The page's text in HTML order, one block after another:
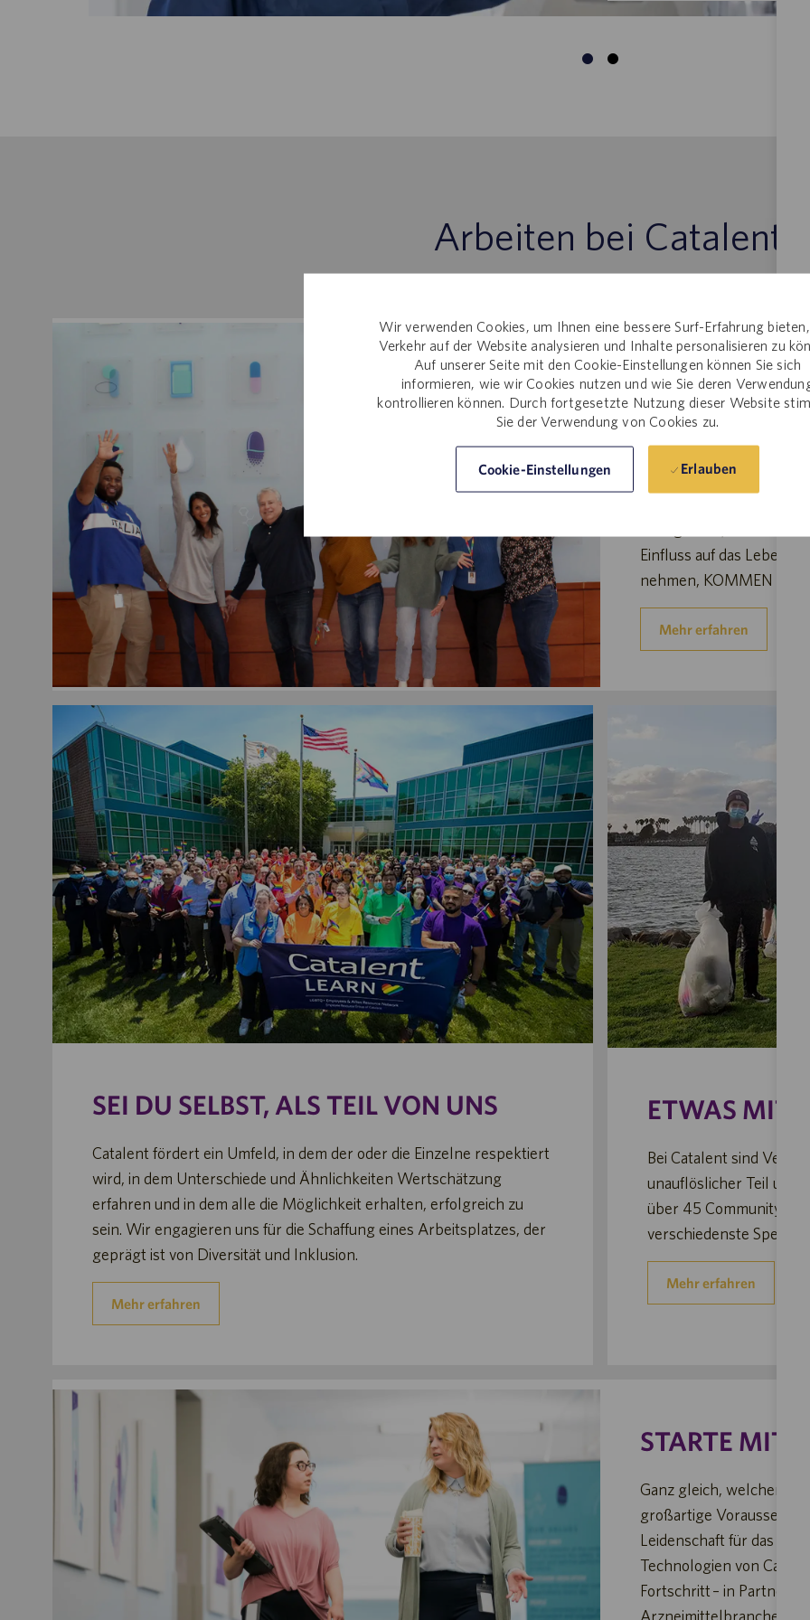
Wir verwenden Cookies, um Ihnen eine bessere Surf-Erfahrung
Verkehr auf der Website analysieren und Inhalte personalisieren zu
Auf unserer Seite mit den Cookie-Einstellungen können Sie sich
informieren, wie wir Cookies nutzen und wie Sie deren
kontrollieren können. Durch fortgesetzte Nutzung dieser Website
Sie der Verwendung von Cookies zu.
Cookie-Einstellungen Erlauben
Arbeiten bei Catalent
WARUM
Als global präsentes
verpflichtet, den
Einfluss auf das Leben
nehmen, KOMMEN SIE
Mehr erfahren
SEI DU SELBST, ALS TEIL VON UNS
Catalent fördert ein Umfeld, in dem der oder die Einzelne respektiert
wird, in dem Unterschiede und Ähnlichkeiten Wertschätzung
erfahren und in dem alle die Möglichkeit erhalten, erfolgreich zu
sein. Wir engagieren uns für die Schaffung eines Arbeitsplatzes, der
geprägt ist von Diversität und Inklusion.
Mehr erfahren
ETWAS MIT
Bei Catalent sind
unauflöslicher Teil
über 45 Community-
verschiedenste
Mehr erfahren
STARTE MIT
Ganz gleich, welchen
großartige
Leidenschaft für das
Technologien von
Fortschritt – in
Arzneimittelbranche,